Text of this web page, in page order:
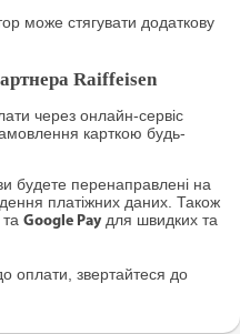
може стягувати додаткову
Raiffeisen
через онлайн-сервіс
карткою будь-
будете перенаправлені на
платіжних даних. Також
та Google Pay для швидких та
оплати, звертайтеся до